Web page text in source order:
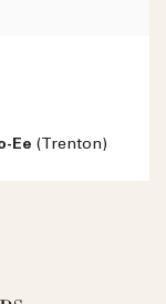
Ee (Trenton)